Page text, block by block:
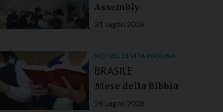
Assembly
31 Luglio 2026
NOTIZIE DI VITA PAOLINA
BRASILE
Mese della Bibbia
26 Luglio 2026